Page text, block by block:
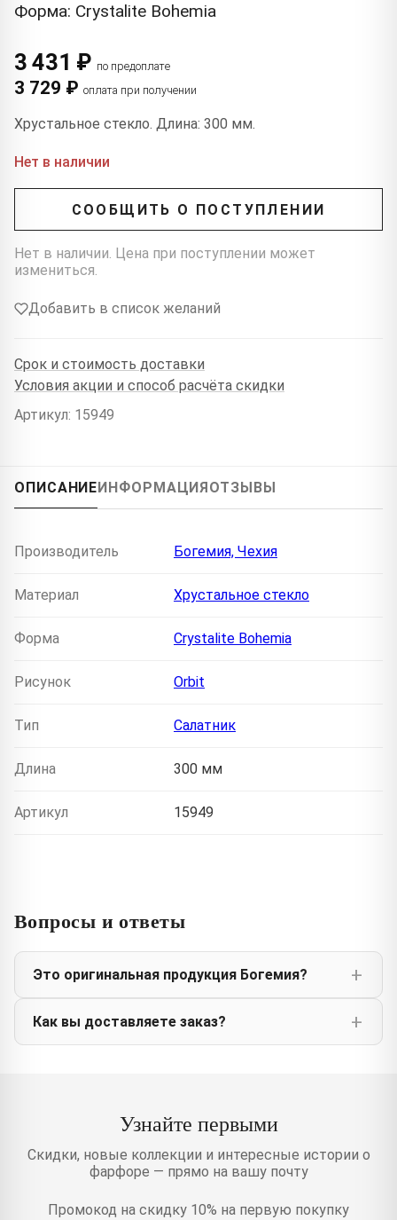
Форма: Crystalite Bohemia
3 431 ₽ по предоплате
3 729 ₽ оплата при получении
Хрустальное стекло. Длина: 300 мм.
Нет в наличии
СООБЩИТЬ О ПОСТУПЛЕНИИ
Нет в наличии. Цена при поступлении может
измениться.
Добавить в список желаний
Срок и стоимость доставки
Условия акции и способ расчёта скидки
Артикул: 15949
ОПИСАНИЕ ИНФОРМАЦИЯ ОТЗЫВЫ
Производитель Богемия, Чехия
Материал Хрустальное стекло
Форма Crystalite Bohemia
Рисунок Orbit
Тип Салатник
Длина 300 мм
Артикул 15949
Вопросы и ответы
Это оригинальная продукция Богемия?
Как вы доставляете заказ?
Узнайте первыми
Скидки, новые коллекции и интересные истории о
фарфоре — прямо на вашу почту
Промокод на скидку 10% на первую покупку